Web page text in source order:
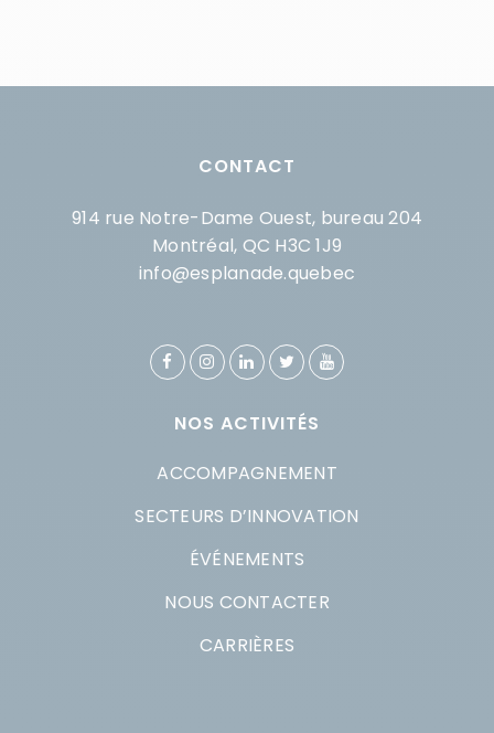
CONTACT
914 rue Notre-Dame Ouest, bureau 204
Montréal, QC H3C 1J9
info@esplanade.quebec
NOS ACTIVITÉS
ACCOMPAGNEMENT
SECTEURS D’INNOVATION
ÉVÉNEMENTS
NOUS CONTACTER
CARRIÈRES